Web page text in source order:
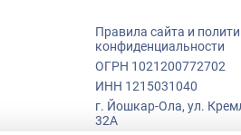
ОГРН 1021200772702
ИНН 1215031040
г. Йошкар-Ола, ул.
32А